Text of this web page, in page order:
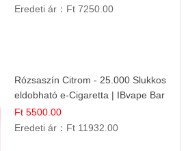
Eredeti ár： Ft 7250.00
Rózsaszín Citrom - 25.000 Slukkos
eldobható e-Cigaretta | IBvape Bar
Ft 5500.00
Eredeti ár： Ft 11932.00